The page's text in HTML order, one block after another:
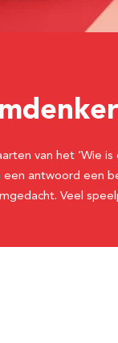
van het ‘Wie
antwoord een
Veel